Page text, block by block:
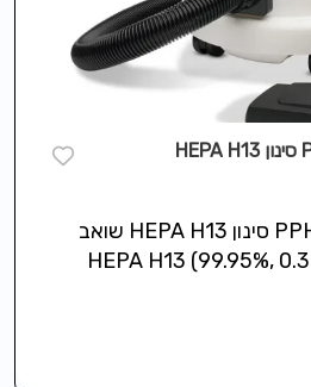
שואב תעשייתי PPH320 סינון HEPA H13 שואב
יבש מקצועי עם סינון HEPA H13 (99.95%, 0.3